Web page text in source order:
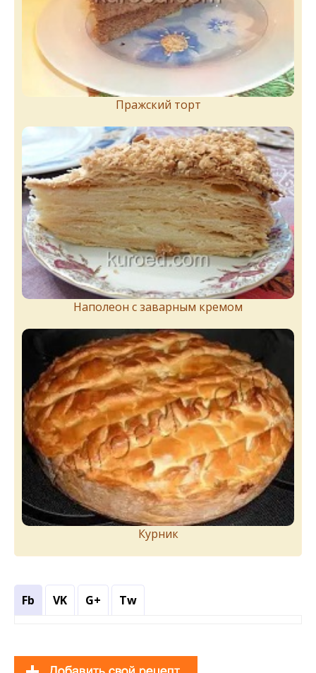
Пражский торт
Наполеон с заварным кремом
Курник
Fb VK G+ Tw